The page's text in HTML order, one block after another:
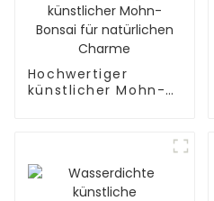
Hochwertiger
künstlicher Mohn-